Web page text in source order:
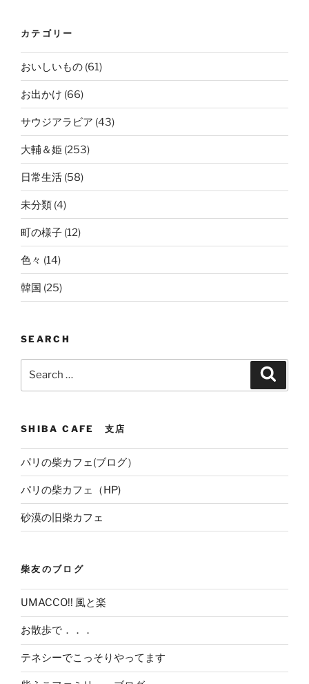
カテゴリー
おいしいもの (61)
お出かけ (66)
サウジアラビア (43)
大輔＆姫 (253)
日常生活 (58)
未分類 (4)
町の様子 (12)
色々 (14)
韓国 (25)
SEARCH
SHIBA CAFE 支店
パリの柴カフェ(ブログ）
パリの柴カフェ（HP)
砂漠の旧柴カフェ
柴友のブログ
UMACCO!! 風と楽
お散歩で．．．
テネシーでこっそりやってます